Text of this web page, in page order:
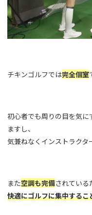
チキンゴルフでは完全個室
初心者でも周りの目を気
ますし、
気兼ねなくインストラクタ
また空調も完備されている
快適にゴルフに集中するこ